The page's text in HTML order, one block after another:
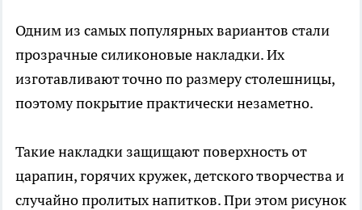
Одним из самых популярных вариантов стали
прозрачные силиконовые накладки. Их
изготавливают точно по размеру столешницы,
поэтому покрытие практически незаметно.
Такие накладки защищают поверхность от
царапин, горячих кружек, детского творчества и
случайно пролитых напитков. При этом рисунок